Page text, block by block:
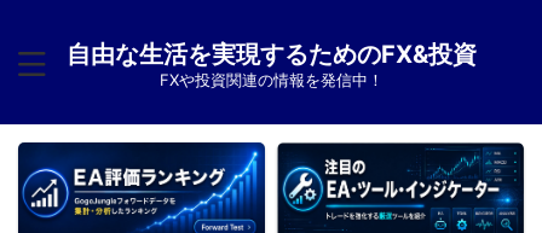
自由な生活を実現するためのFX&投資
FXや投資関連の情報を発信中！